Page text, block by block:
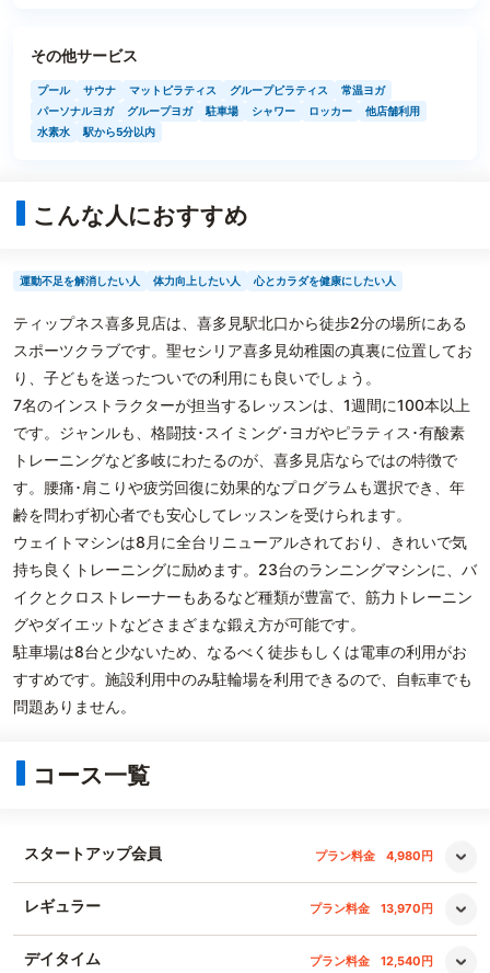
その他サービス
プール サウナ マットピラティス グループピラティス
常温ヨガ
パーソナルヨガ
グループヨガ 駐車場 シャワー ロッカー
他店舗利用
水素水
駅から5分以内
こんな人におすすめ
運動不足を解消したい人 体力向上したい人 心とカラダを健康にしたい人
ティップネス喜多見店は、喜多見駅北口から徒歩2分の場所にある
スポーツクラブです。聖セシリア喜多見幼稚園の真裏に位置してお
り、子どもを送ったついでの利用にも良いでしょう。
7名のインストラクターが担当するレッスンは、1週間に100本以上
です。ジャンルも、格闘技･スイミング･ヨガやピラティス･有酸素
トレーニングなど多岐にわたるのが、喜多見店ならではの特徴で
す。腰痛･肩こりや疲労回復に効果的なプログラムも選択でき、年
齢を問わず初心者でも安心してレッスンを受けられます。
ウェイトマシンは8月に全台リニューアルされており、きれいで気
持ち良くトレーニングに励めます。23台のランニングマシンに、バ
イクとクロストレーナーもあるなど種類が豊富で、筋力トレーニン
グやダイエットなどさまざまな鍛え方が可能です。
駐車場は8台と少ないため、なるべく徒歩もしくは電車の利用がお
すすめです。施設利用中のみ駐輪場を利用できるので、自転車でも
問題ありません。
コース一覧
スタートアップ会員 プラン料金 4,980円
レギュラー プラン料金 13,970円
デイタイム プラン料金 12,540円